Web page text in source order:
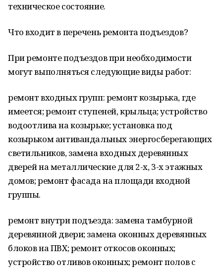
техническое состояние.
Что входит в перечень ремонта подъездов?
При ремонте подъездов при необходимости
могут выполняться следующие виды работ:
ремонт входных групп: ремонт козырька, где
имеется; ремонт ступеней, крыльца; устройство
водоотлива на козырьке; установка под
козырьком антивандальных энергосберегающих
светильников, замена входных деревянных
дверей на металлические для 2-х, 3-х этажных
домов; ремонт фасада на площади входной
группы.
ремонт внутри подъезда: замена тамбурной
деревянной двери; замена оконных деревянных
блоков на ПВХ; ремонт откосов оконных;
устройство отливов оконных; ремонт полов с